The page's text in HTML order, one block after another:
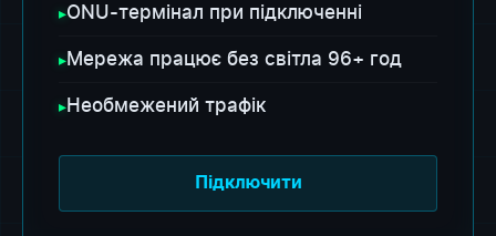
▸ONU-термінал при підключенні
▸Мережа працює без світла 96+ год
▸Необмежений трафік
Підключити